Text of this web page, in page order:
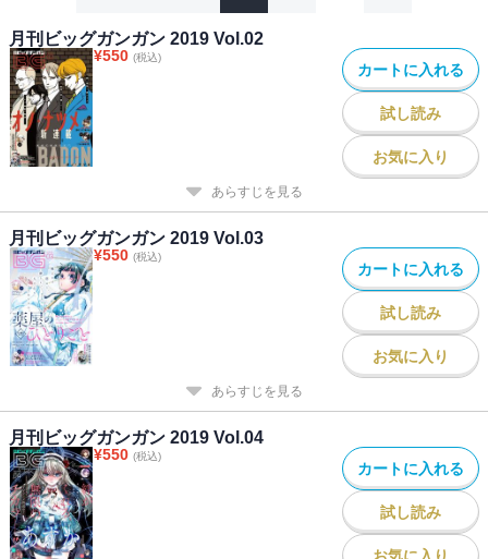
原作：裕時悠示(講談社ラノベ文庫) 作画：とうのきり キャラクタ
ー原案：藤真拓哉／「この世に悪魔はいねーよバーカ」加瀬いかり
／「父は英雄、母は精霊、娘の私は転生者。」原作：松浦（カドカ
ワBOOKS） 作画：大堀ユタカ キャラクター原案：keepout／
「泥梨」濱木綿はみ／「ばっこ」烏丸渡／「SHIORI EXPERIENCE
ジミなわたしとヘンなおじさん」長田悠幸 町田一八／「学園潜水
艦隊マーメイドガールズ」原作：深見真 作画：刻夜セイゴ／「ゆ
るすいんぐ」原作：さらぞう 作画：五十嵐あぐり
月刊ビッグガンガン 2019 Vol.02
¥550 (税込)
カートに入れる
試し読み
お気に入り
あらすじを見る
月刊ビッグガンガン 2019 Vol.03
¥550 (税込)
カートに入れる
試し読み
お気に入り
あらすじを見る
月刊ビッグガンガン 2019 Vol.04
¥550 (税込)
カートに入れる
試し読み